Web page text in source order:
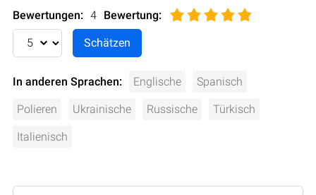
Bewertungen: 4 Bewertung:
In anderen Sprachen: Englische Spanisch
Polieren Ukrainische Russische Türkisch
Italienisch